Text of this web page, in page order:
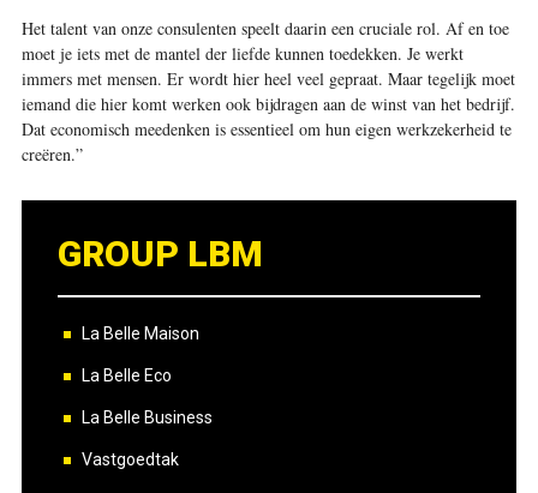
Het talent van onze consulenten speelt daarin een cruciale rol. Af en toe
moet je iets met de mantel der liefde kunnen toedekken. Je werkt
immers met mensen. Er wordt hier heel veel gepraat. Maar tegelijk moet
iemand die hier komt werken ook bijdragen aan de winst van het bedrijf.
Dat economisch meedenken is essentieel om hun eigen werkzekerheid te
creëren.”
GROUP LBM
La Belle Maison
La Belle Eco
La Belle Business
Vastgoedtak